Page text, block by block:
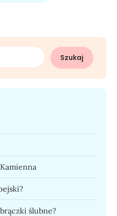
ślubne?